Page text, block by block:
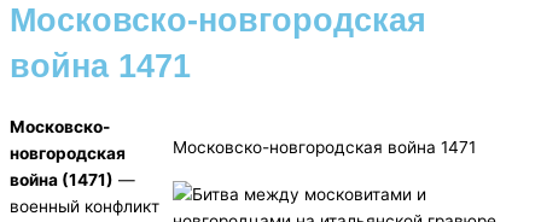
Московско-новгородская
война 1471
Московско-новгородская война 1471
Московско-
новгородская
война (1471) —
военный конфликт